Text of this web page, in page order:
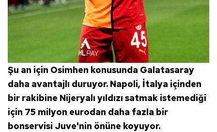
Şu an için Osimhen konusunda Galatasaray
daha avantajlı duruyor. Napoli, İtalya içinden
bir rakibine Nijeryalı yıldızı satmak istemediği
için 75 milyon eurodan daha fazla bir
bonservisi Juve'nin önüne koyuyor.